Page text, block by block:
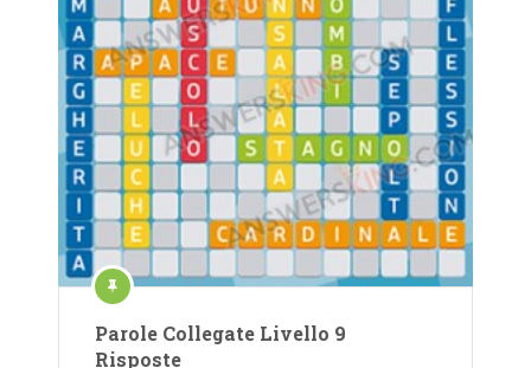
Parole Collegate Livello 9
Risposte